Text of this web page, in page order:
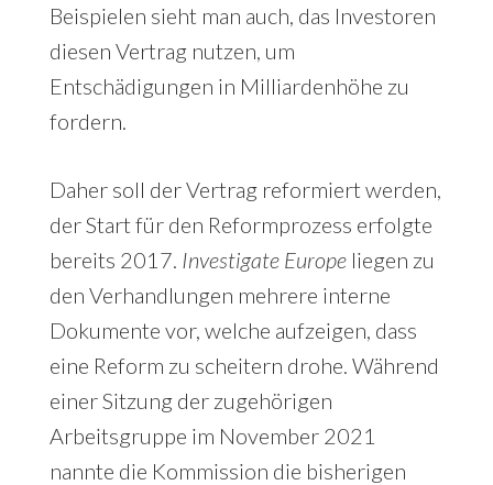
Beispielen sieht man auch, das Investoren
diesen Vertrag nutzen, um
Entschädigungen in Milliardenhöhe zu
fordern.
Daher soll der Vertrag reformiert werden,
der Start für den Reformprozess erfolgte
bereits 2017. Investigate Europeliegen zu
den Verhandlungen mehrere interne
Dokumente vor, welche aufzeigen, dass
eine Reform zu scheitern drohe. Während
einer Sitzung der zugehörigen
Arbeitsgruppe im November 2021
nannte die Kommission die bisherigen